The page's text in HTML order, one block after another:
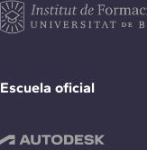
Escuela oficial